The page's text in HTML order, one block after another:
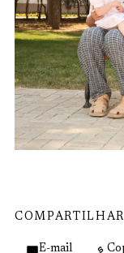
COMPARTILHAR
E-mail